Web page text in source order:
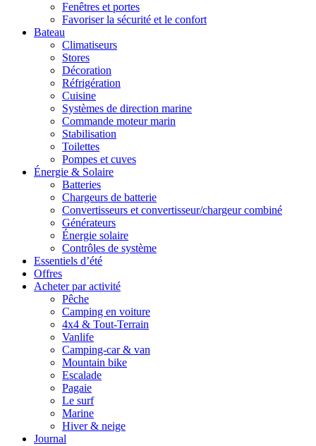
Fenêtres et portes
Favoriser la sécurité et le confort
Bateau
Climatiseurs
Stores
Décoration
Réfrigération
Cuisine
Systèmes de direction marine
Commande moteur marin
Stabilisation
Toilettes
Pompes et cuves
Énergie & Solaire
Batteries
Chargeurs de batterie
Convertisseurs et convertisseur/chargeur combiné
Générateurs
Énergie solaire
Contrôles de système
Essentiels d’été
Offres
Acheter par activité
Pêche
Camping en voiture
4x4 & Tout-Terrain
Vanlife
Camping-car & van
Mountain bike
Escalade
Pagaie
Le surf
Marine
Hiver & neige
Journal